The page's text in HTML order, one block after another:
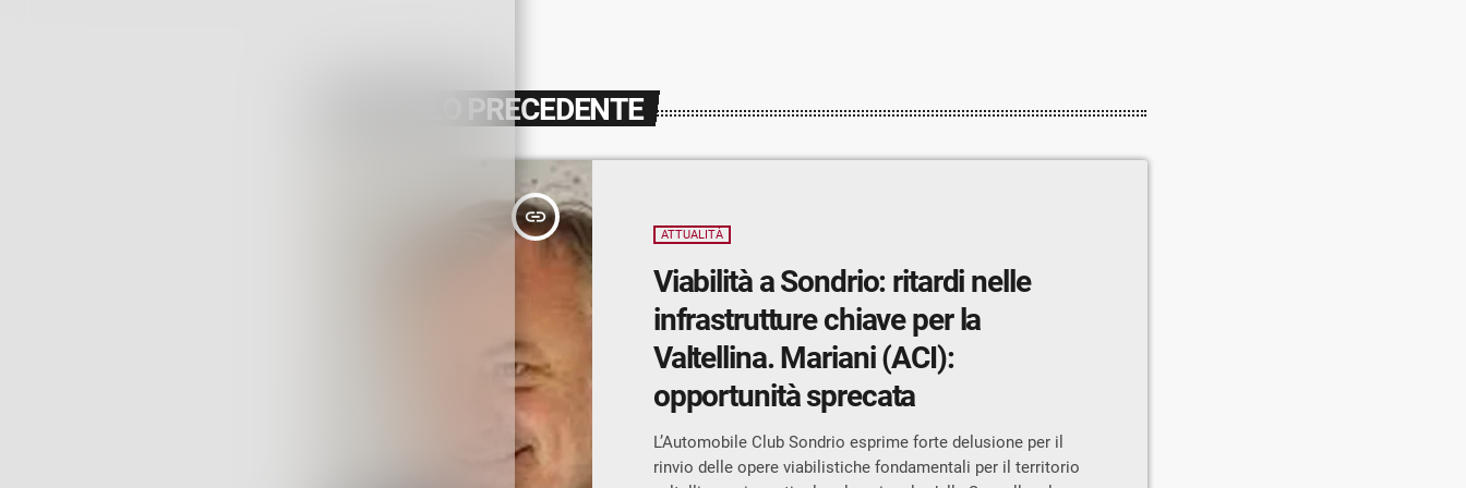
ARTICOLO PRECEDENTE
insert_link
ATTUALITÀ
Viabilità a Sondrio: ritardi nelle
infrastrutture chiave per la
Valtellina. Mariani (ACI):
opportunità sprecata
L’Automobile Club Sondrio esprime forte delusione per il
rinvio delle opere viabilistiche fondamentali per il territorio